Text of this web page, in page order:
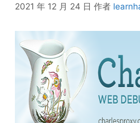
2021 年 12 月 24 日 作者